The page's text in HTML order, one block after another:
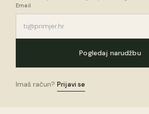
Email
Pogledaj narudžbu
Imaš račun? Prijavi se